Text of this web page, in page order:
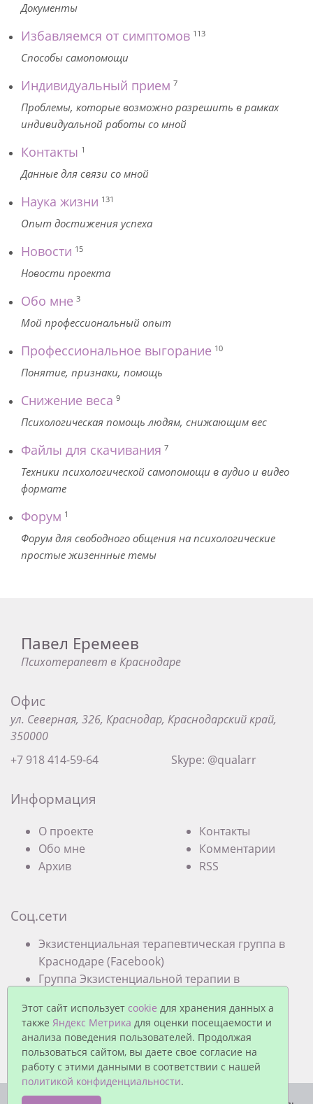
Документы
Избавляемся от симптомов 113
Способы самопомощи
Индивидуальный прием 7
Проблемы, которые возможно разрешить в рамках
индивидуальной работы со мной
Контакты 1
Данные для связи со мной
Наука жизни 131
Опыт достижения успеха
Новости 15
Новости проекта
Обо мне 3
Мой профессиональный опыт
Профессиональное выгорание 10
Понятие, признаки, помощь
Снижение веса 9
Психологическая помощь людям, снижающим вес
Файлы для скачивания 7
Техники психологической самопомощи в аудио и видео
формате
Форум 1
Форум для свободного общения на психологические
простые жизеннные темы
Павел Еремеев
Психотерапевт в Краснодаре
Офис
ул. Северная, 326, Краснодар, Краснодарский край,
350000
+7 918 414-59-64
Skype: @qualarr
Информация
О проекте
Обо мне
Архив
Контакты
Комментарии
RSS
Соц.сети
Экзистенциальная терапевтическая группа в
Краснодаре (Facebook)
Группа Экзистенциальной терапии в
Этот сайт использует cookie для хранения данных а
также Яндекс Метрика для оценки посещаемости и
анализа поведения пользователей. Продолжая
пользоваться сайтом, вы даете свое согласие на
работу с этими данными в соответствии с нашей
политикой конфиденциальности.